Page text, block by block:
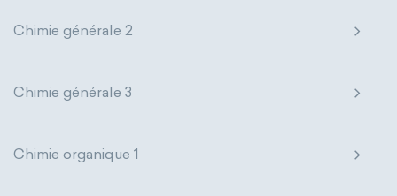
Chimie générale 2
Chimie générale 3
Chimie organique 1